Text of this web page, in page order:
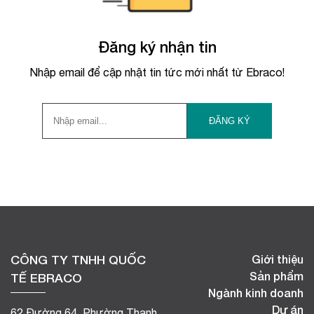
Đăng ký nhận tin
Nhập email để cập nhật tin tức mới nhất từ Ebraco!
CÔNG TY TNHH QUỐC
TẾ EBRACO
Giới thiệu
Sản phẩm
Ngành kinh doanh
Dự án